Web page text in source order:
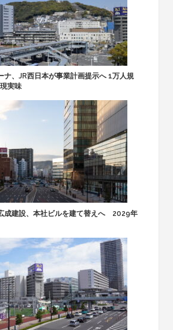
ナ、JR西日本が事業計画提示へ 1万人規
実味
成建設、本社ビルを建て替えへ 2029年